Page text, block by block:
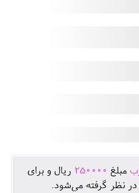
مبلغ 250000 ريال و برای
در نظر گرفته می‌شود.